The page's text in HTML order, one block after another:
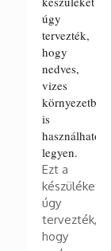
úgy
tervezték,
hogy
nedves,
vizes
környezetben
is
használható
legyen.
Ezt a
készüléket
úgy
tervezték,
hogy